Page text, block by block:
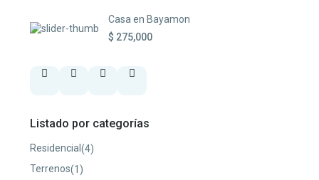
Casa en Bayamon
$ 275,000
Listado por categorías
Residencial (4)
Terrenos(1)